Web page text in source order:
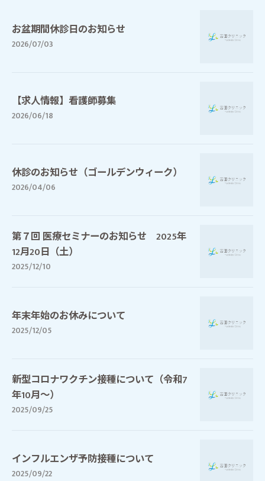
お盆期間休診日のお知らせ
2026/07/03
【求人情報】看護師募集
2026/06/18
休診のお知らせ（ゴールデンウィーク）
2026/04/06
第７回 医療セミナーのお知らせ 2025年
12月20日（土）
2025/12/10
年末年始のお休みについて
2025/12/05
新型コロナワクチン接種について（令和7
年10月～）
2025/09/25
インフルエンザ予防接種について
2025/09/22